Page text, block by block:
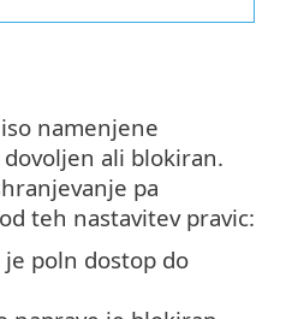
namenjene
ali blokiran.
pa
teh nastavitev pravic:
je poln dostop do